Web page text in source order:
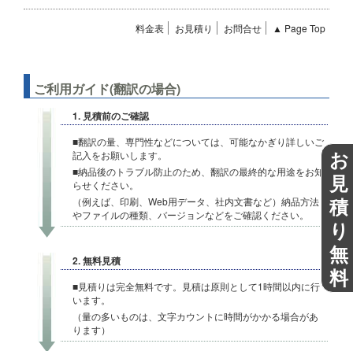
お
見
積
り
無
料
料金表 お見積り お問合せ ▲ Page Top
ご利用ガイド(翻訳の場合)
1. 見積前のご確認
■翻訳の量、専門性などについては、可能なかぎり詳しいご
記入をお願いします。
■納品後のトラブル防止のため、翻訳の最終的な用途をお知
らせください。
（例えば、印刷、Web用データ、社内文書など）納品方法
やファイルの種類、バージョンなどをご確認ください。
2. 無料見積
■見積りは完全無料です。見積は原則として1時間以内に行
います。
（量の多いものは、文字カウントに時間がかかる場合があ
ります）